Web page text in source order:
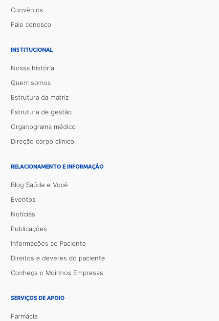
Convênios
Fale conosco
INSTITUCIONAL
Nossa história
Quem somos
Estrutura da matriz
Estrutura de gestão
Organograma médico
Direção corpo clínico
RELACIONAMENTO E INFORMAÇÃO
Blog Saúde e Você
Eventos
Notícias
Publicações
Informações ao Paciente
Direitos e deveres do paciente
Conheça o Moinhos Empresas
SERVIÇOS DE APOIO
Farmácia